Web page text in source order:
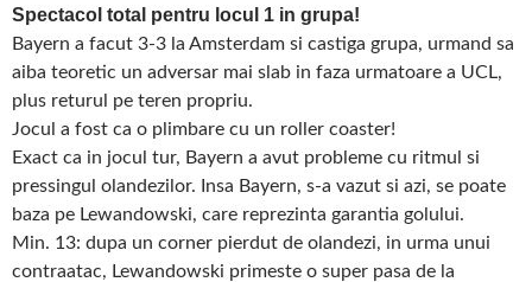
Spectacol total pentru locul 1 in grupa!
Bayern a facut 3-3 la Amsterdam si castiga grupa, urmand sa
aiba teoretic un adversar mai slab in faza urmatoare a UCL,
plus returul pe teren propriu.
Jocul a fost ca o plimbare cu un roller coaster!
Exact ca in jocul tur, Bayern a avut probleme cu ritmul si
pressingul olandezilor. Insa Bayern, s-a vazut si azi, se poate
baza pe Lewandowski, care reprezinta garantia golului.
Min. 13: dupa un corner pierdut de olandezi, in urma unui
contraatac, Lewandowski primeste o super pasa de la